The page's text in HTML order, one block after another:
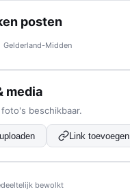
posten
Gelderland-Midden
media
beschikbaar.
Link toevoegen
bewolkt